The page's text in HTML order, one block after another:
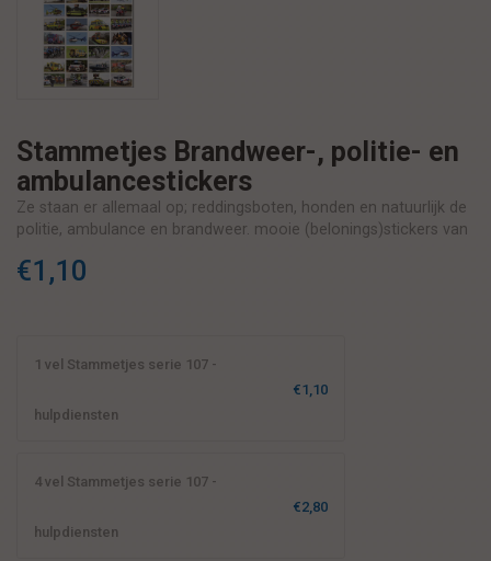
Stammetjes Brandweer-, politie- en
ambulancestickers
Ze staan er allemaal op; reddingsboten, honden en natuurlijk de
politie, ambulance en brandweer. mooie (belonings)stickers van
€1,10
1 vel Stammetjes serie 107 -
hulpdiensten
€1,10
4 vel Stammetjes serie 107 -
hulpdiensten
€2,80